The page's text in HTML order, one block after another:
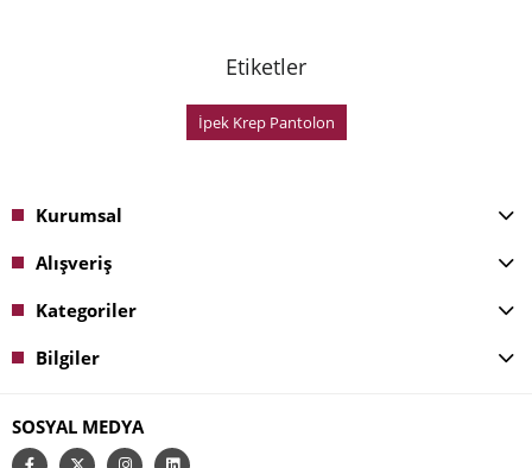
Etiketler
İpek Krep Pantolon
Kurumsal
Alışveriş
Kategoriler
Bilgiler
SOSYAL MEDYA